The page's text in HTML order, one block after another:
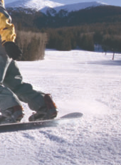
Reiseempfehlungen.